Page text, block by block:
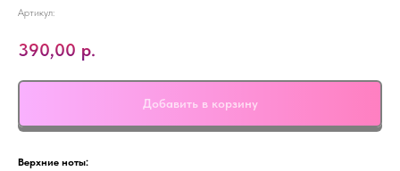
Артикул:
390,00 р.
Добавить в корзину
Верхние ноты: